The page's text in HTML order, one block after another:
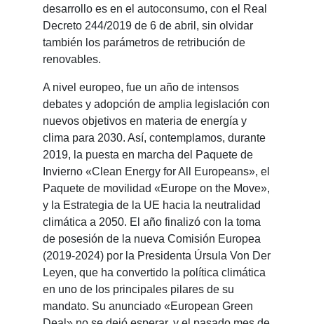
desarrollo es en el autoconsumo, con el Real
Decreto 244/2019 de 6 de abril, sin olvidar
también los parámetros de retribución de
renovables.
A nivel europeo, fue un año de intensos
debates y adopción de amplia legislación con
nuevos objetivos en materia de energía y
clima para 2030. Así, contemplamos, durante
2019, la puesta en marcha del Paquete de
Invierno «Clean Energy for All Europeans», el
Paquete de movilidad «Europe on the Move»,
y la Estrategia de la UE hacia la neutralidad
climática a 2050. El año finalizó con la toma
de posesión de la nueva Comisión Europea
(2019-2024) por la Presidenta Úrsula Von Der
Leyen, que ha convertido la política climática
en uno de los principales pilares de su
mandato. Su anunciado «European Green